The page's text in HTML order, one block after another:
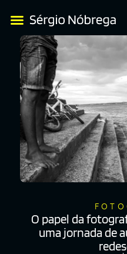
O papel da
uma jornada de